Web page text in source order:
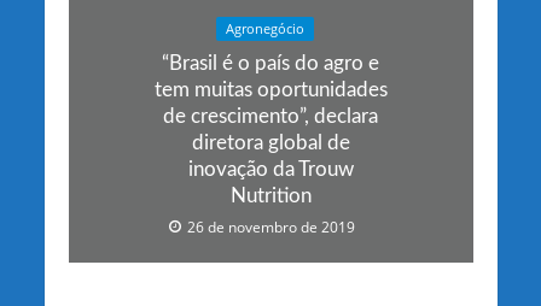
Agronegócio
“Brasil é o país do agro e
tem muitas oportunidades
de crescimento”, declara
diretora global de
inovação da Trouw
Nutrition
26 de novembro de 2019